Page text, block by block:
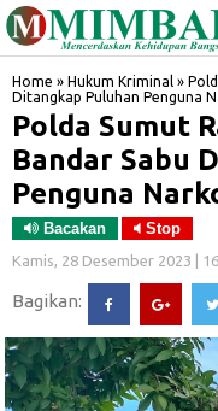
Home » Hukum Kriminal »
Ditangkap Puluhan Penguna
Polda Sumut
Bandar Sabu
Penguna
Bacakan Stop
Kamis, 28 Desember 2023 |
Bagikan: